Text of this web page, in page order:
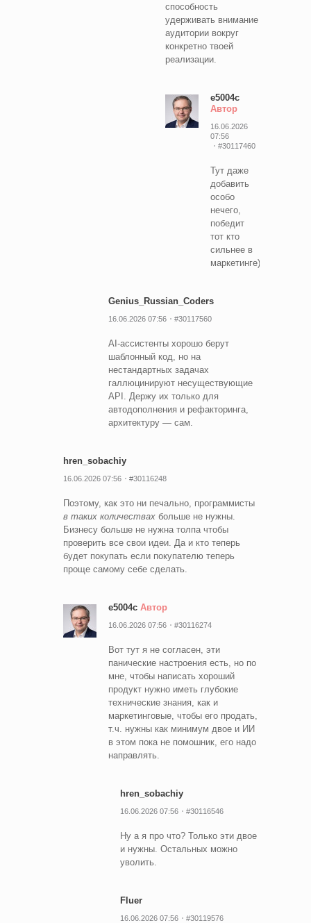
способность
удерживать внимание
аудитории вокруг
конкретно твоей
реализации.
e5004c
Автор
16.06.2026
07:56
#30117460
Тут даже
добавить
особо
нечего,
победит
тот кто
сильнее в
маркетинге)
Genius_Russian_Coders
16.06.2026 07:56 #30117560
AI-ассистенты хорошо берут
шаблонный код, но на
нестандартных задачах
галлюцинируют несуществующие
API. Держу их только для
автодополнения и рефакторинга,
архитектуру — сам.
hren_sobachiy
16.06.2026 07:56 #30116248
Поэтому, как это ни печально, программисты
в таких количествах больше не нужны.
Бизнесу больше не нужна толпа чтобы
проверить все свои идеи. Да и кто теперь
будет покупать если покупателю теперь
проще самому себе сделать.
e5004c Автор
16.06.2026 07:56 #30116274
Вот тут я не согласен, эти
панические настроения есть, но по
мне, чтобы написать хороший
продукт нужно иметь глубокие
технические знания, как и
маркетинговые, чтобы его продать,
т.ч. нужны как минимум двое и ИИ
в этом пока не помошник, его надо
направлять.
hren_sobachiy
16.06.2026 07:56 #30116546
Ну а я про что? Только эти двое
и нужны. Остальных можно
уволить.
Fluer
16.06.2026 07:56 #30119576